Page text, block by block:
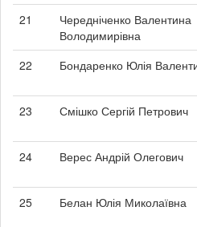
21
Чередніченко Валентина
Володимирівна
22
Бондаренко Юлія
23
Смішко Сергій Петрович
24
Верес Андрій Олегович
25
Белан Юлія Миколаївна